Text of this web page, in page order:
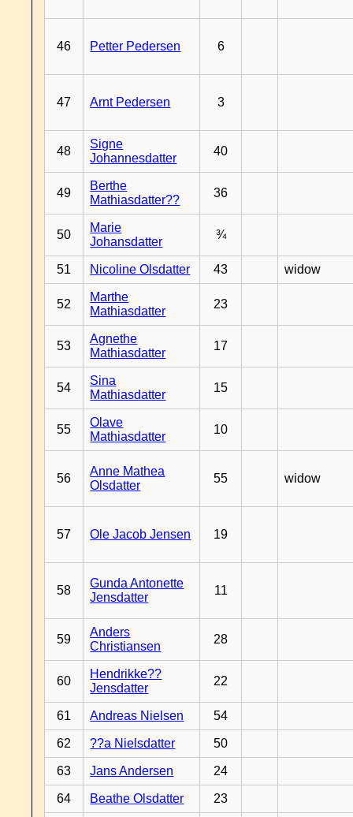
46 Petter Pedersen 6
47 Arnt Pedersen 3
48
Signe
Johannesdatter
40
49
Berthe
Mathiasdatter??
36
50
Marie
Johansdatter
¾
51 Nicoline Olsdatter 43 widow
52
Marthe
Mathiasdatter
23
53
Agnethe
Mathiasdatter
17
54
Sina
Mathiasdatter
15
55
Olave
Mathiasdatter
10
56
Anne Mathea
Olsdatter
55 widow
57 Ole Jacob Jensen 19
58
Gunda Antonette
Jensdatter
11
59
Anders
Christiansen
28
60
Hendrikke??
Jensdatter
22
61 Andreas Nielsen 54
62 ??a Nielsdatter 50
63 Jans Andersen 24
64 Beathe Olsdatter 23